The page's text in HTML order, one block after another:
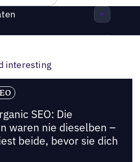
interesting
SEO: Die
waren nie dieselben –
beide, bevor sie dich